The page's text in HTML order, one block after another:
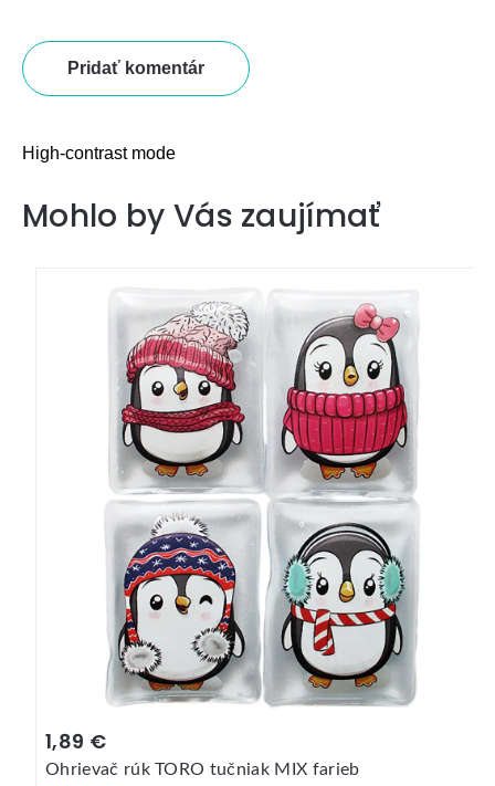
Pridať komentár
High-contrast mode
Mohlo by Vás zaujímať
1,89 €
Ohrievač rúk TORO líška / jeleň